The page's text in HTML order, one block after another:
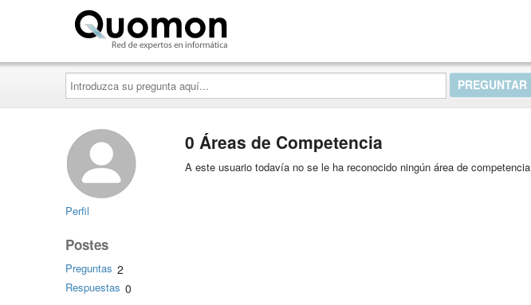
Introduzca
su
pregunta
aquí...
Perfil
Postes
Preguntas 2
Respuestas 0
0 Áreas de Competencia
A este usuario todavía no se le ha reconocido ningún área de competencia